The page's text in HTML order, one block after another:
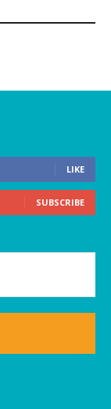
LIKE
SUBSCRIBE